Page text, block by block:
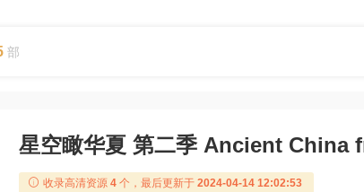
部
星空瞰华夏 第二季 Ancient China
收录高清资源 4 个，最后更新于 2024-04-14 12:02:53